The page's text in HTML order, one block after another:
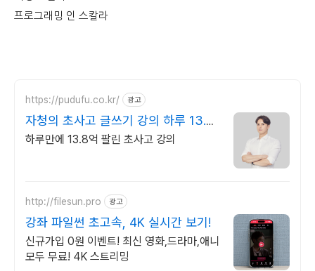
프로그래밍 인 스칼라
https://pudufu.co.kr/ 광고
자청의 초사고 글쓰기 강의 하루 13.8
억 팔린 강의
하루만에 13.8억 팔린 초사고 강의
http://filesun.pro 광고
강좌 파일썬 초고속, 4K 실시간 보기!
신규가입 0원 이벤트! 최신 영화,드라마,애니
모두 무료! 4K 스트리밍